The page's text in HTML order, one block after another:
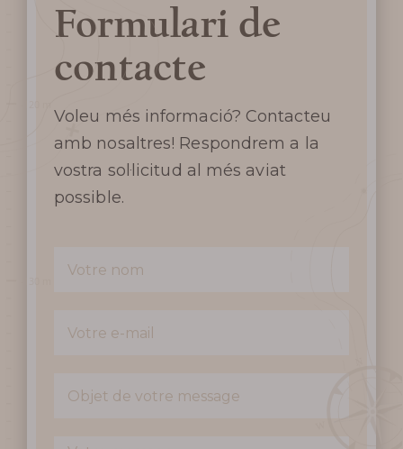
Preparar meva
Formulari de
contacte
Voleu més informació? Contacteu
amb nosaltres! Respondrem a la
vostra sol·licitud al més aviat
possible.